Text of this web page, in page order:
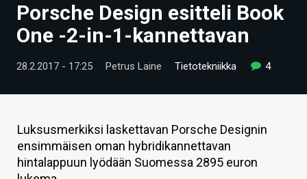
UUTISET
TIETOA
HINTA.FI
Porsche Design esitteli Book
One -2-in-1-kannettavan
28.2.2017 - 17:25 Petrus Laine Tietotekniikka 4
Luksusmerkiksi laskettavan Porsche Designin
ensimmäisen oman hybridikannettavan
hintalappuun lyödään Suomessa 2895 euron